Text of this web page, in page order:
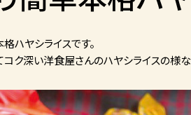
ハヤシライスです。
コク深い洋食屋さんのハヤシライスの様